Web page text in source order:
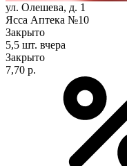
ул. Олешева, д. 1
Ясса Аптека №10
Закрыто
5,5 шт. вчера
Закрыто
7,70 р.